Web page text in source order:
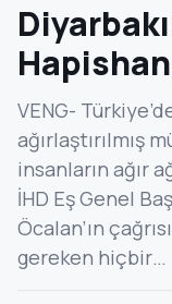
VENG-
ağırlaştırılmış
insanların ağır
İHD Eş Genel
Öcalan’ın
gereken hiçbir…